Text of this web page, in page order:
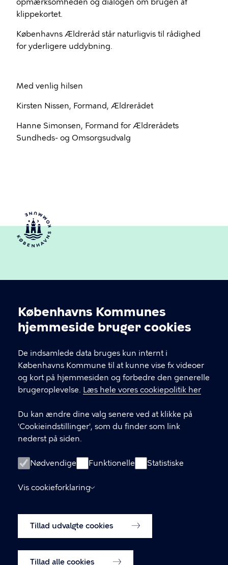
Cookieindstillinger
Københavns Kommunes
hjemmeside bruger cookies
De indsamlede data bruges kun internt i
Københavns Kommune til at kunne vise fx videoer
og kort på hjemmesiden og forbedre den generelle
brugeroplevelse. Læs hele vores cookiepolitik her
Du kan ændre dine valg senere ved at klikke på
'Cookieindstillinger', som du finder som link
nederst på siden.
Nødvendige Funktionelle Statistiske
Vis cookieforklaring
Tillad udvalgte cookies
Tillad alle cookies
opmærksomheden og dialogen om brugen af
klippekortet.
Københavns Ældreråd står naturligvis til rådighed
for yderligere uddybning.
Med venlig hilsen
Kirsten Nissen, Formand, Ældrerådet
Hanne Simonsen, Formand for Ældrerådets
Sundheds- og Omsorgsudvalg
Københavns Kommune
KONTAKT
Rådhuspladsen 1, 1550 København V
LINKS
Kontakt os
Cookiepolitik
Cookieindstillinger